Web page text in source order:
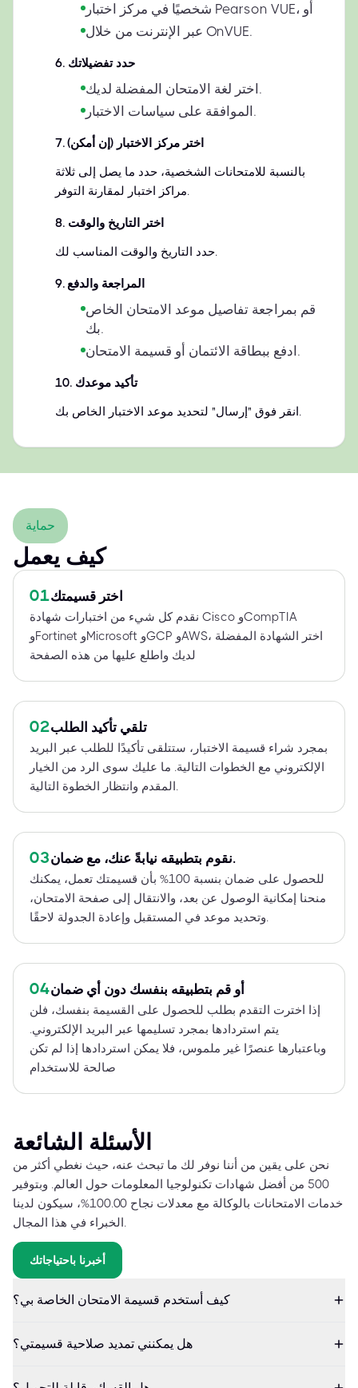
شخصيًا في مركز اختبار Pearson VUE، أو
عبر الإنترنت من خلال OnVUE.
6. حدد تفضيلاتك
اختر لغة الامتحان المفضلة لديك.
الموافقة على سياسات الاختبار.
7.اختر مركز الاختبار (إن أمكن)
بالنسبة للامتحانات الشخصية، حدد ما يصل إلى ثلاثة
مراكز اختبار لمقارنة التوفر.
8. اختر التاريخ والوقت
حدد التاريخ والوقت المناسب لك.
9.المراجعة والدفع
قم بمراجعة تفاصيل موعد الامتحان الخاص
بك.
ادفع ببطاقة الائتمان أو قسيمة الامتحان.
10. تأكيد موعدك
انقر فوق "إرسال" لتحديد موعد الاختبار الخاص بك.
حماية
كيف يعمل
01اختر قسيمتك
نقدم كل شيء من اختبارات شهادة Cisco وCompTIA
وFortinet وMicrosoft وGCP وAWS، اختر الشهادة المفضلة
لديك واطلع عليها من هذه الصفحة
02تلقي تأكيد الطلب
بمجرد شراء قسيمة الاختبار، ستتلقى تأكيدًا للطلب عبر البريد
الإلكتروني مع الخطوات التالية. ما عليك سوى الرد من الخيار
المقدم وانتظار الخطوة التالية.
03 نقوم بتطبيقه نيابةً عنك، مع ضمان.
للحصول على ضمان بنسبة 100% بأن قسيمتك تعمل، يمكنك
منحنا إمكانية الوصول عن بعد، والانتقال إلى صفحة الامتحان،
وتحديد موعد في المستقبل وإعادة الجدولة لاحقًا.
04أو قم بتطبيقه بنفسك دون أي ضمان
إذا اخترت التقدم بطلب للحصول على القسيمة بنفسك، فلن
يتم استردادها بمجرد تسليمها عبر البريد الإلكتروني.
وباعتبارها عنصرًا غير ملموس، فلا يمكن استردادها إذا لم تكن
صالحة للاستخدام
الأسئلة الشائعة
نحن على يقين من أننا نوفر لك ما تبحث عنه، حيث نغطي أكثر من
500 من أفضل شهادات تكنولوجيا المعلومات حول العالم. وبتوفير
خدمات الامتحانات بالوكالة مع معدلات نجاح 100.00%، سيكون لدينا
الخبراء في هذا المجال.
أخبرنا باحتياجاتك
كيف أستخدم قسيمة الامتحان الخاصة بي؟
هل يمكنني تمديد صلاحية قسيمتي؟